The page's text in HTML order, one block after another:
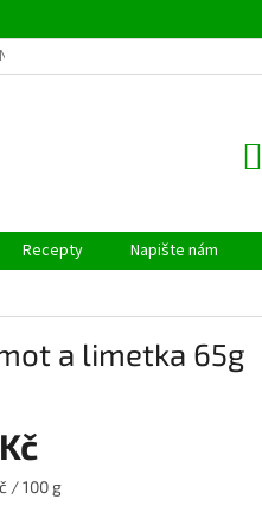
Recepty Napište nám
a limetka 65g
/ 100 g